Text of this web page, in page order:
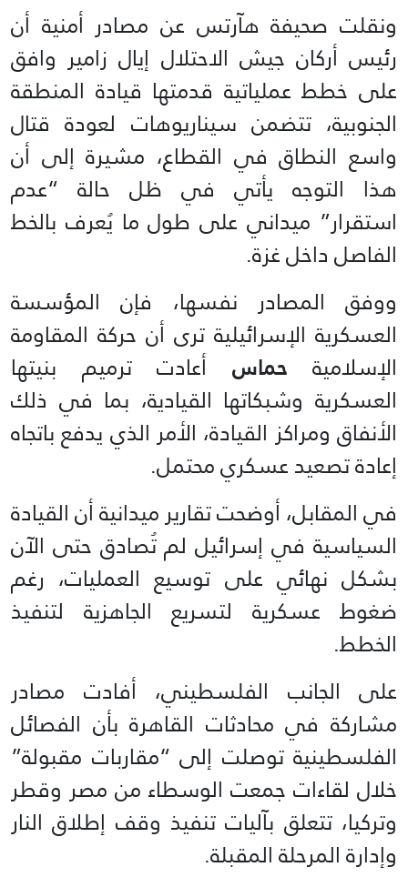
ونقلت صحيفة هآرتس عن مصادر أمنية أن
رئيس أركان جيش الاحتلال إيال زامير وافق
على خطط عملياتية قدمتها قيادة المنطقة
الجنوبية، تتضمن سيناريوهات لعودة قتال
واسع النطاق في القطاع، مشيرة إلى أن
هذا التوجه يأتي في ظل حالة “عدم
استقرار” ميداني على طول ما يُعرف بالخط
الفاصل داخل غزة.
ووفق المصادر نفسها، فإن المؤسسة
العسكرية الإسرائيلية ترى أن حركة المقاومة
الإسلامية حماس أعادت ترميم بنيتها
العسكرية وشبكاتها القيادية، بما في ذلك
الأنفاق ومراكز القيادة، الأمر الذي يدفع باتجاه
إعادة تصعيد عسكري محتمل.
في المقابل، أوضحت تقارير ميدانية أن القيادة
السياسية في إسرائيل لم تُصادق حتى الآن
بشكل نهائي على توسيع العمليات، رغم
ضغوط عسكرية لتسريع الجاهزية لتنفيذ
الخطط.
على الجانب الفلسطيني، أفادت مصادر
مشاركة في محادثات القاهرة بأن الفصائل
الفلسطينية توصلت إلى “مقاربات مقبولة”
خلال لقاءات جمعت الوسطاء من مصر وقطر
وتركيا، تتعلق بآليات تنفيذ وقف إطلاق النار
وإدارة المرحلة المقبلة.